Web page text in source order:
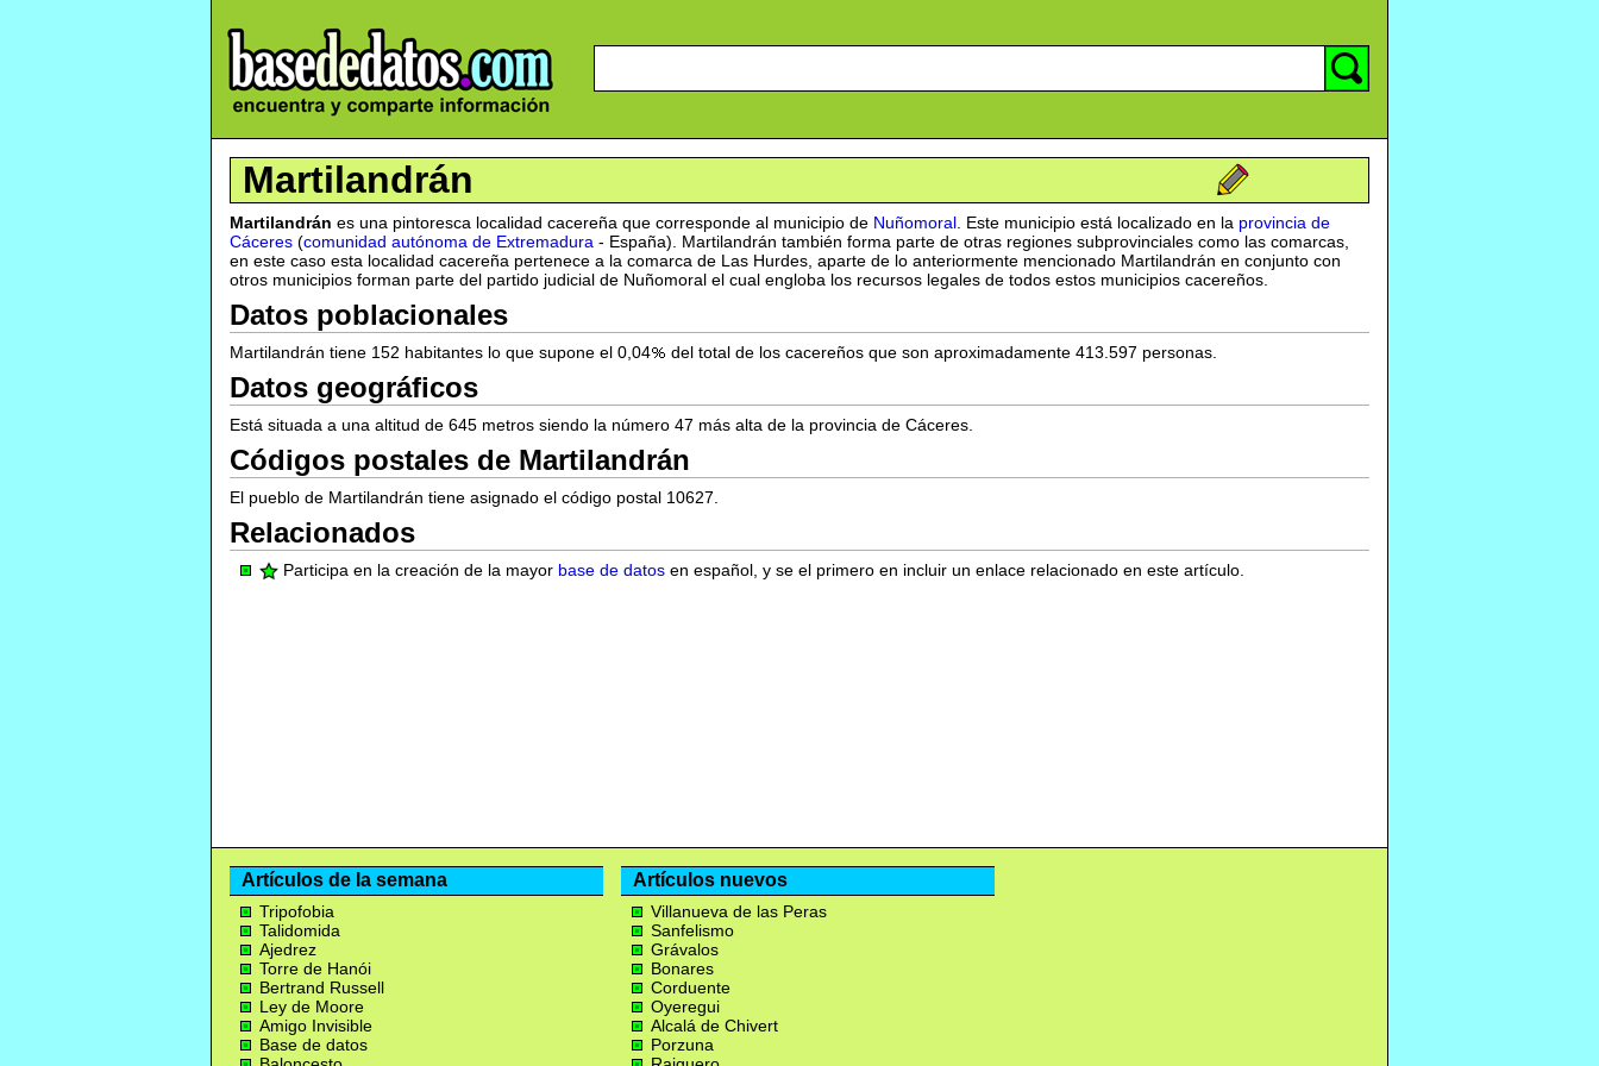
Martilandrán
Martilandrán es una pintoresca localidad cacereña que corresponde al municipio de Nuñomoral . Este municipio está localizado en la provincia de
Cáceres (comunidad autónoma de Extremadura - España). Martilandrán también forma parte de otras regiones subprovinciales como las comarcas,
en este caso esta localidad cacereña pertenece a la comarca de Las Hurdes, aparte de lo anteriormente mencionado Martilandrán en conjunto con
otros municipios forman parte del partido judicial de Nuñomoral el cual engloba los recursos legales de todos estos municipios cacereños.
Datos poblacionales
Martilandrán tiene 152 habitantes lo que supone el 0,04 del total de los cacereños que son aproximadamente 413.597 personas.
Datos geográficos
Está situada a una altitud de 645 metros siendo la número 47 más alta de la provincia de Cáceres.
Códigos postales de Martilandrán
El pueblo de Martilandrán tiene asignado el código postal 10627.
Relacionados
Participa en la creación de la mayor base de datos en español, y se el primero en incluir un enlace relacionado en este artículo.
Artículos de la semana
Tripofobia
Talidomida
Ajedrez
Torre de Hanói
Bertrand Russell
Ley de Moore
Amigo Invisible
Base de datos
Artículos nuevos
Villanueva de las Peras
Sanfelismo
Grávalos
Bonares
Corduente
Oyeregui
Alcalá de Chivert
Porzuna